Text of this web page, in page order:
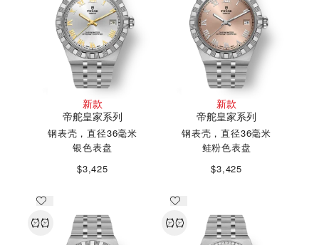
新款
帝舵皇家系列
钢表壳，直径36毫米
银色表盘
$3,425
新款
帝舵皇家系列
钢表壳，直径36毫米
鲑粉色表盘
$3,425